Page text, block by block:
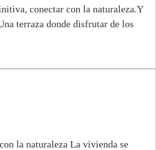
conectar con la naturaleza.Y
terraza donde disfrutar de los
la naturaleza La vivienda se